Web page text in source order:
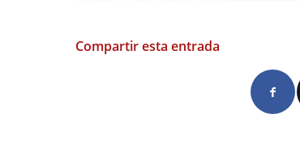
Compartir esta entrada